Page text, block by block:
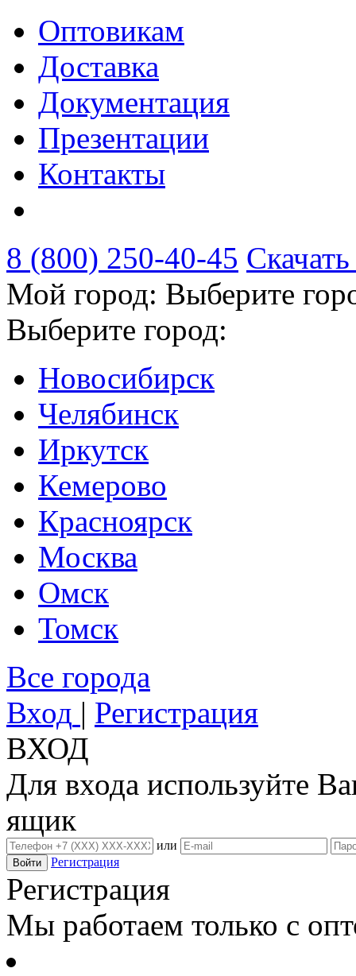
Оптовикам
Доставка
Документация
Презентации
Контакты
8 (800) 250-40-45
Мой город: Выберите
Выберите город:
Новосибирск
Челябинск
Иркутск
Кемерово
Красноярск
Москва
Омск
Томск
Все города
Вход | Регистрация
ВХОД
Для входа используйте
ящик
или
Регистрация
Регистрация
Мы работаем только с